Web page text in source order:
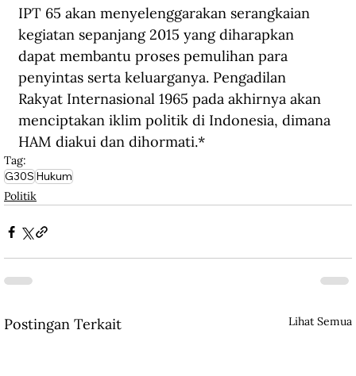
IPT 65 akan menyelenggarakan serangkaian
kegiatan sepanjang 2015 yang diharapkan
dapat membantu proses pemulihan para
penyintas serta keluarganya. Pengadilan
Rakyat Internasional 1965 pada akhirnya akan
menciptakan iklim politik di Indonesia, dimana
HAM diakui dan dihormati.*
Tag:
G30SHukum
Politik
Postingan Terkait Lihat Semua